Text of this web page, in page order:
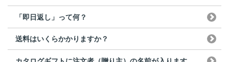
「即日返し」って何？
送料はいくらかかりますか？